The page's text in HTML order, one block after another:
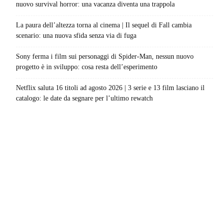
nuovo survival horror: una vacanza diventa una trappola
La paura dell’altezza torna al cinema | Il sequel di Fall cambia
scenario: una nuova sfida senza via di fuga
Sony ferma i film sui personaggi di Spider-Man, nessun nuovo
progetto è in sviluppo: cosa resta dell’esperimento
Netflix saluta 16 titoli ad agosto 2026 | 3 serie e 13 film lasciano il
catalogo: le date da segnare per l’ultimo rewatch